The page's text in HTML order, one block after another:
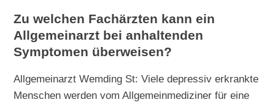
Zu welchen Fachärzten kann ein
Allgemeinarzt bei anhaltenden
Symptomen überweisen?
Allgemeinarzt Wemding St: Viele depressiv erkrankte
Menschen werden vom Allgemeinmediziner für eine